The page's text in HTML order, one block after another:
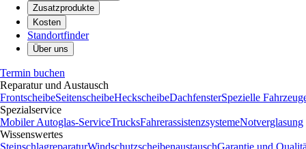
Zusatzprodukte
Kosten
Standortfinder
Über uns
Termin buchen
Reparatur und Austausch
FrontscheibeSeitenscheibeHeckscheibeDachfensterSpezielle
Spezialservice
Mobiler Autoglas-ServiceTrucksFahrerassistenzsystemeNotverglasung
Wissenswertes
SteinschlagreparaturWindschutzscheibenaustauschGarantie und